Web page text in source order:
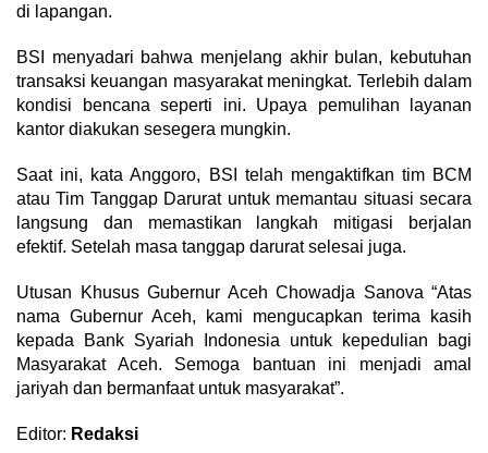
di lapangan.
BSI menyadari bahwa menjelang akhir bulan, kebutuhan
transaksi keuangan masyarakat meningkat. Terlebih dalam
kondisi bencana seperti ini. Upaya pemulihan layanan
kantor diakukan sesegera mungkin.
Saat ini, kata Anggoro, BSI telah mengaktifkan tim BCM
atau Tim Tanggap Darurat untuk memantau situasi secara
langsung dan memastikan langkah mitigasi berjalan
efektif. Setelah masa tanggap darurat selesai juga.
Utusan Khusus Gubernur Aceh Chowadja Sanova “Atas
nama Gubernur Aceh, kami mengucapkan terima kasih
kepada Bank Syariah Indonesia untuk kepedulian bagi
Masyarakat Aceh. Semoga bantuan ini menjadi amal
jariyah dan bermanfaat untuk masyarakat”.
Editor: Redaksi